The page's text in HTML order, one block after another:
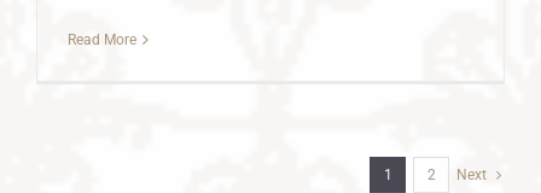
Read More
1 2 Next